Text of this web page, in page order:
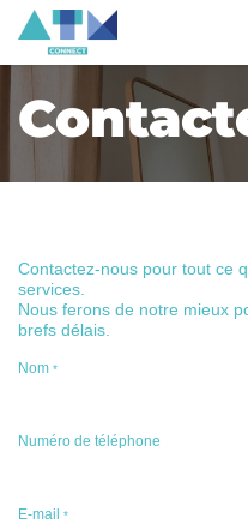
Se rendre au contenu
Contactez-nous pour tout ce
services.
Nous ferons de notre mieux
brefs délais.
Nom *
Numéro de téléphone
E-mail *